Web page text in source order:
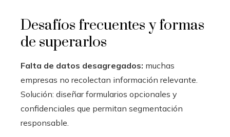
Desafíos frecuentes y formas
de superarlos
Falta de datos desagregados: muchas
empresas no recolectan información relevante.
Solución: diseñar formularios opcionales y
confidenciales que permitan segmentación
responsable.